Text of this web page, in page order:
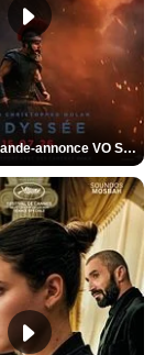
L'Odyssée Bande-annonce VO STFR